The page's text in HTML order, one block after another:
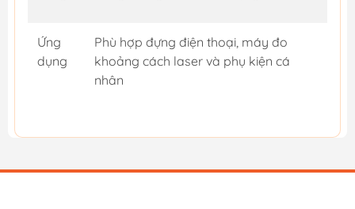
Ứng
dụng
Phù hợp đựng điện thoại, máy đo
khoảng cách laser và phụ kiện cá
nhân